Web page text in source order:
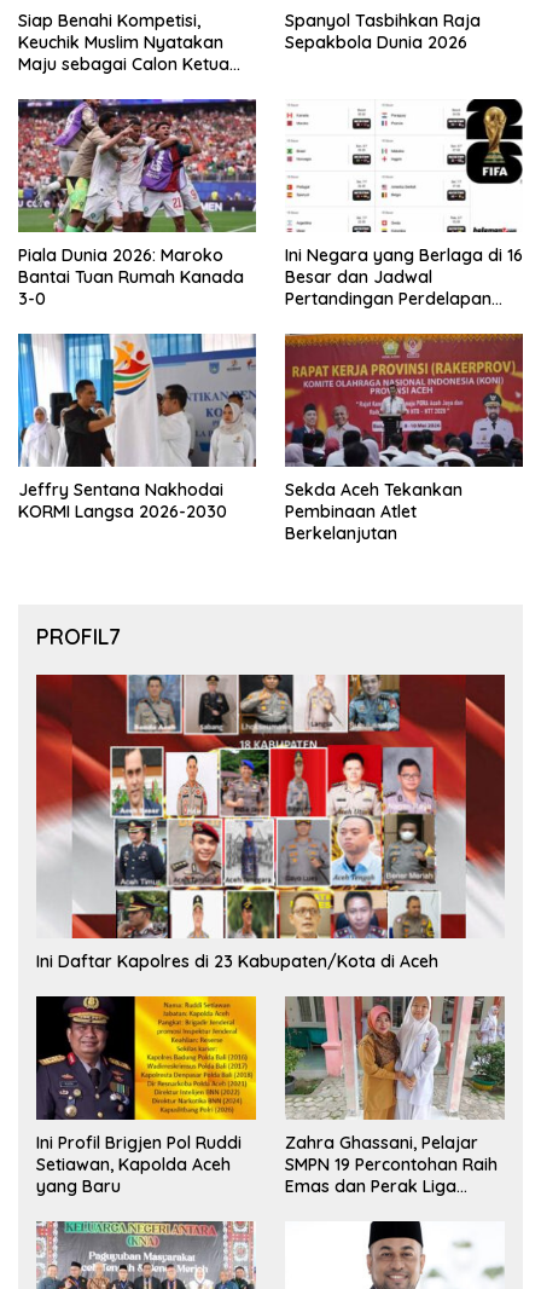
Siap Benahi Kompetisi,
Keuchik Muslim Nyatakan
Maju sebagai Calon Ketua
Spanyol Tasbihkan Raja
Sepakbola Dunia 2026
Piala Dunia 2026: Maroko
Bantai Tuan Rumah Kanada
3-0
Ini Negara yang Berlaga di 16
Besar dan Jadwal
Pertandingan Perdelapan
Jeffry Sentana Nakhodai
KORMI Langsa 2026-2030
Sekda Aceh Tekankan
Pembinaan Atlet
Berkelanjutan
PROFIL7
Ini Daftar Kapolres di 23 Kabupaten/Kota di Aceh
Ini Profil Brigjen Pol Ruddi
Setiawan, Kapolda Aceh
yang Baru
Zahra Ghassani, Pelajar
SMPN 19 Percontohan Raih
Emas dan Perak Liga